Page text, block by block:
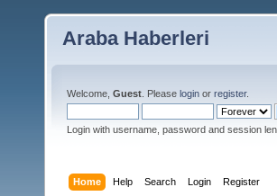
Araba Haberleri
Welcome, Guest . Please login or register.
Login with username, password and session
Home Help Search Login Register